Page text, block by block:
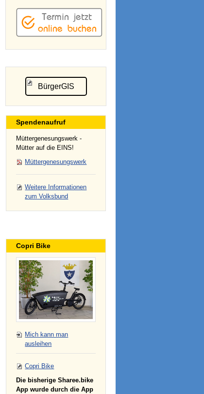
BürgerGIS
Spendenaufruf
Müttergenesungswerk -
Mütter auf die EINS!
Müttergenesungswerk
Weitere Informationen
zum Volksbund
Copri Bike
Mich kann man
ausleihen
Copri Bike
Die bisherige Sharee.bike
App wurde durch die App